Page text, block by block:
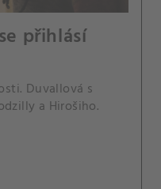
přihlásí
Duvallová s
a Hirošiho.